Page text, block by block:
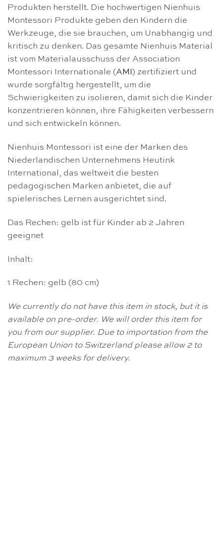
Produkten herstellt. Die hochwertigen Nienhuis
Montessori Produkte geben den Kindern die
Werkzeuge, die sie brauchen, um Unabhangig und
kritisch zu denken. Das gesamte Nienhuis Material
ist vom Materialausschuss der Association
Montessori Internationale (AMI ) zertifiziert und
wurde sorgfältig hergestellt, um die
Schwierigkeiten zu isolieren, damit sich die Kinder
konzentrieren können, ihre Fähigkeiten verbessern
und sich entwickeln können.
Nienhuis Montessori ist eine der Marken des
Niederlandischen Unternehmens Heutink
International, das weltweit die besten
pedagogischen Marken anbietet, die auf
spielerisches Lernen ausgerichtet sind.
Das Rechen: gelb ist für Kinder ab 2 Jahren
geeignet
Inhalt:
1 Rechen: gelb (80 cm)
We currently do not have this item in stock, but it is
available on pre-order. We will order this item for
you from our supplier. Due to importation from the
European Union to Switzerland please allow 2 to
maximum 3 weeks for delivery.